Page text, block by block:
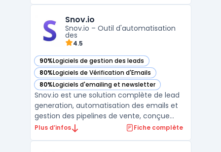
croissance, confrontés à la difficulté de
trouver des prospects f ...
Snov.io
Snov.io – Outil d'automatisation
des
4.5
90%Logiciels de gestion des leads
— voir Snov.io dans cette catégorie
80%Logiciels de Vérification d'Emails
— voir Snov.io dans cette catégorie
80%Logiciels d'emailing et newsletter
— voir Snov.io dans cette catégorie
Snov.io est une solution complète de lead
generation, automatisation des emails et
gestion des pipelines de vente, conçue
pour optimiser le processus de prospection
Plus d’infos Fiche complète